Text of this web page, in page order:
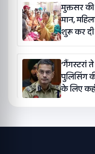
मुक्तसर की
मान,
शुरू कर दी
‘गैंगस्टरां
पुलिसिंग
के लिए